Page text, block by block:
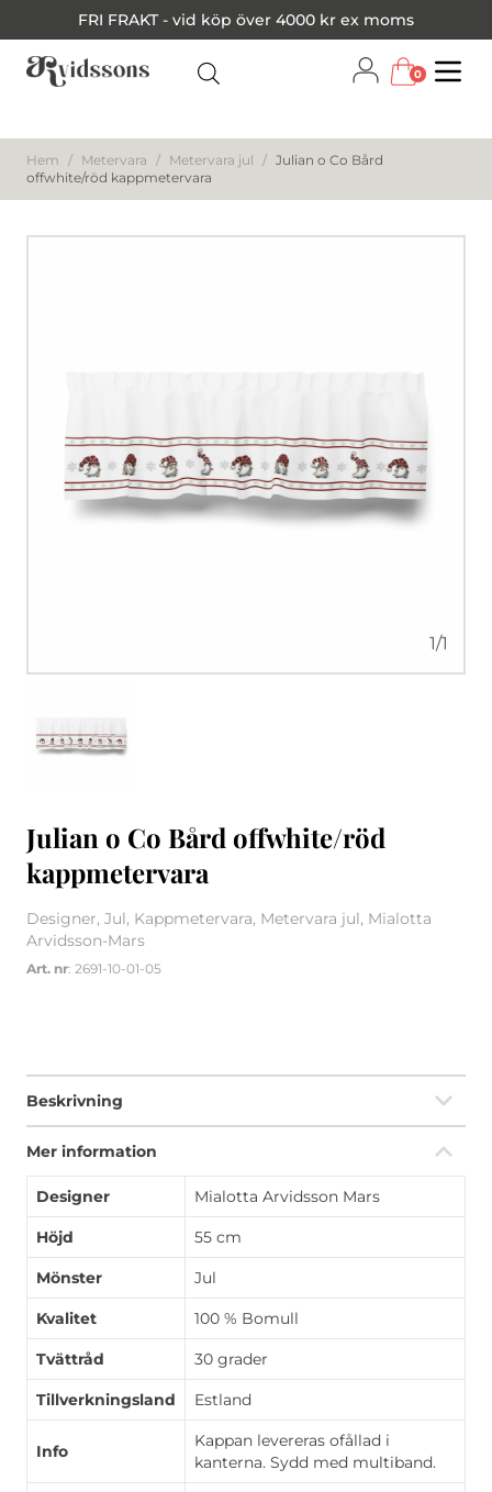
FRI FRAKT - vid köp över 4000 kr ex moms
0
Hem / Metervara / Metervara jul / Julian o Co Bård
offwhite/röd kappmetervara
1/1
Julian o Co Bård offwhite/röd
kappmetervara
Designer, Jul, Kappmetervara, Metervara jul, Mialotta
Arvidsson-Mars
Art. nr: 2691-10-01-05
Beskrivning
Mer information
Designer Mialotta Arvidsson Mars
Höjd 55 cm
Mönster Jul
Kvalitet 100 % Bomull
Tvättråd 30 grader
Tillverkningsland Estland
Info
Kappan levereras ofållad i
kanterna. Sydd med multiband.